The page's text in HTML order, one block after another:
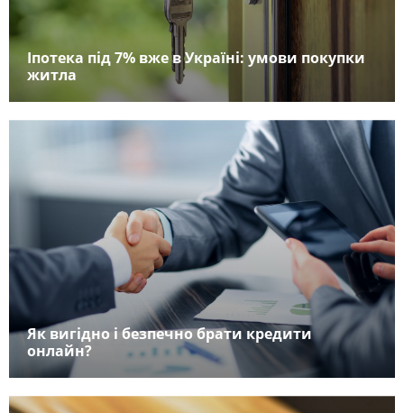
Іпотека під 7% вже в Україні: умови покупки
житла
Як вигідно і безпечно брати кредити
онлайн?